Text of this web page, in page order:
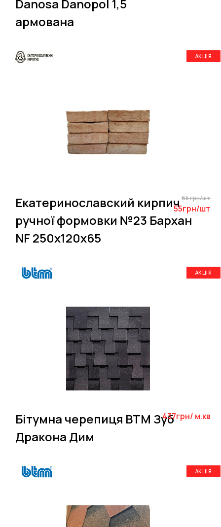
Danosa Danopol 1,5
армована
АКЦІЯ
Екатеринославский кирпич
ручної формовки №23 Бархан
NF 250х120х65
65 грн/шт
55грн/шт
АКЦІЯ
Бітумна черепиця BTM Зуб
Дракона Дим
437грн/ м.кв
АКЦІЯ